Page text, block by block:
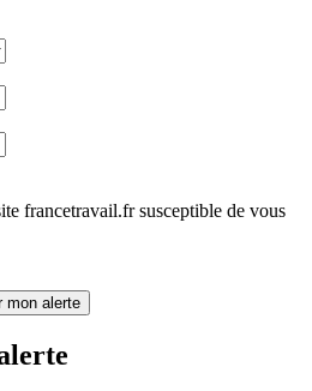
francetravail.fr susceptible de vous
mon alerte